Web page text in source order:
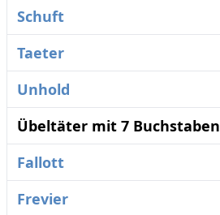
Schuft
Taeter
Unhold
Übeltäter mit 7 Buchstaben
Fallott
Frevier